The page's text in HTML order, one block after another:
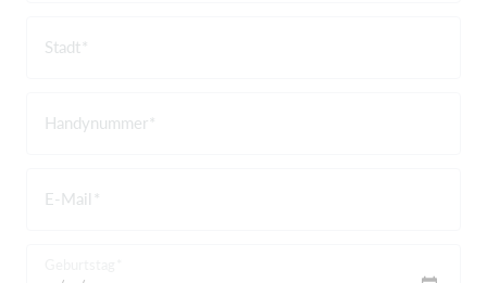
Stadt
Handynummer
E-Mail